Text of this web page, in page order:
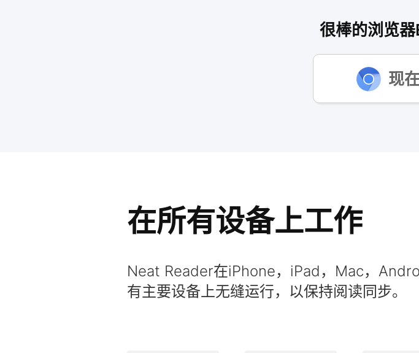
很棒的浏览
现
在所有设备上工作
Neat Reader在iPhone，iPad，Mac，
有主要设备上无缝运行，以保持阅读同步。